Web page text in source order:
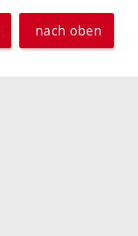
nach oben